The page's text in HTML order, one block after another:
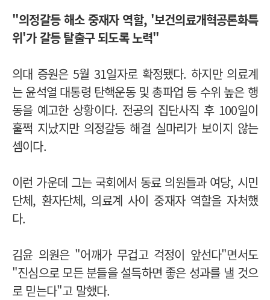
"의정갈등 해소 중재자 역할, '보건의료개혁공론화특
위'가 갈등 탈출구 되도록 노력"
의대 증원은 5월 31일자로 확정됐다. 하지만 의료계
는 윤석열 대통령 탄핵운동 및 총파업 등 수위 높은 행
동을 예고한 상황이다. 전공의 집단사직 후 100일이
훌쩍 지났지만 의정갈등 해결 실마리가 보이지 않는
셈이다.
이런 가운데 그는 국회에서 동료 의원들과 여당, 시민
단체, 환자단체, 의료계 사이 중재자 역할을 자처했
다.
김윤 의원은 "어깨가 무겁고 걱정이 앞선다"면서도
"진심으로 모든 분들을 설득하면 좋은 성과를 낼 것으
로 믿는다"고 말했다.